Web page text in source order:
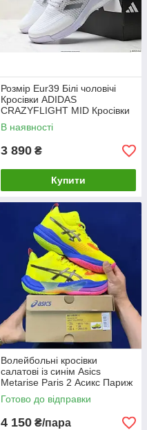
Розмір Eur39 Білі чоловічі
Кросівки ADIDAS
CRAZYFLIGHT MID Кросівки
В наявності
3 890 ₴
Купити
Волейбольні кросівки
салатові із синім Asics
Metarise Paris 2 Асикс Париж
Yellow/Blue Eur36-47 чоловічі
жіночі 38
Готово до відправки
4 150 ₴/пара